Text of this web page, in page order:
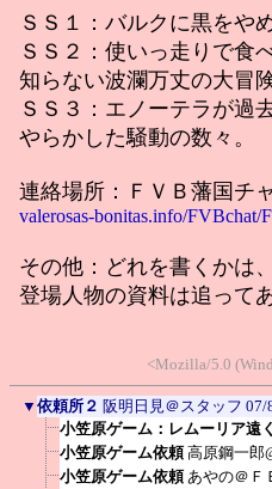
ＳＳ１：バルクに黒をや
ＳＳ２：使いっ走りで食
知らない波瀾万丈の大冒険
ＳＳ３：エノーテラが過
やらかした騒動の数々。
連絡場所：ＦＶＢ藩国チ
valerosas-bonitas.info/FVBchat/
その他：どれを書くかは
登場人物の資料は追って
<Mozilla/5.0
▼ 依頼所２ 阪明日見＠スタッフ 07/
小笠原ゲーム：レムーリア遠く
小笠原ゲーム依頼 高原鋼一郎
小笠原ゲーム依頼 あやの＠Ｆ